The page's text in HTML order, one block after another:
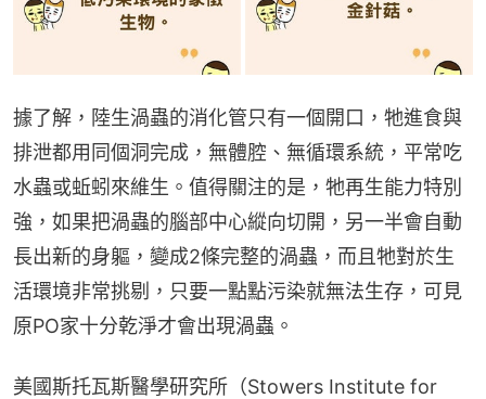
據了解，陸生渦蟲的消化管只有一個開口，牠進食與
排泄都用同個洞完成，無體腔、無循環系統，平常吃
水蟲或蚯蚓來維生。值得關注的是，牠再生能力特別
強，如果把渦蟲的腦部中心縱向切開，另一半會自動
長出新的身軀，變成2條完整的渦蟲，而且牠對於生
活環境非常挑剔，只要一點點污染就無法生存，可見
原PO家十分乾淨才會出現渦蟲。
美國斯托瓦斯醫學研究所（Stowers Institute for